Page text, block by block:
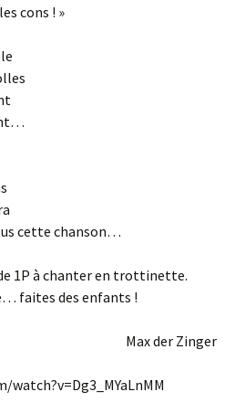
cons ! »
cette chanson…
1P à chanter en trottinette.
faites des enfants !
Max der Zinger